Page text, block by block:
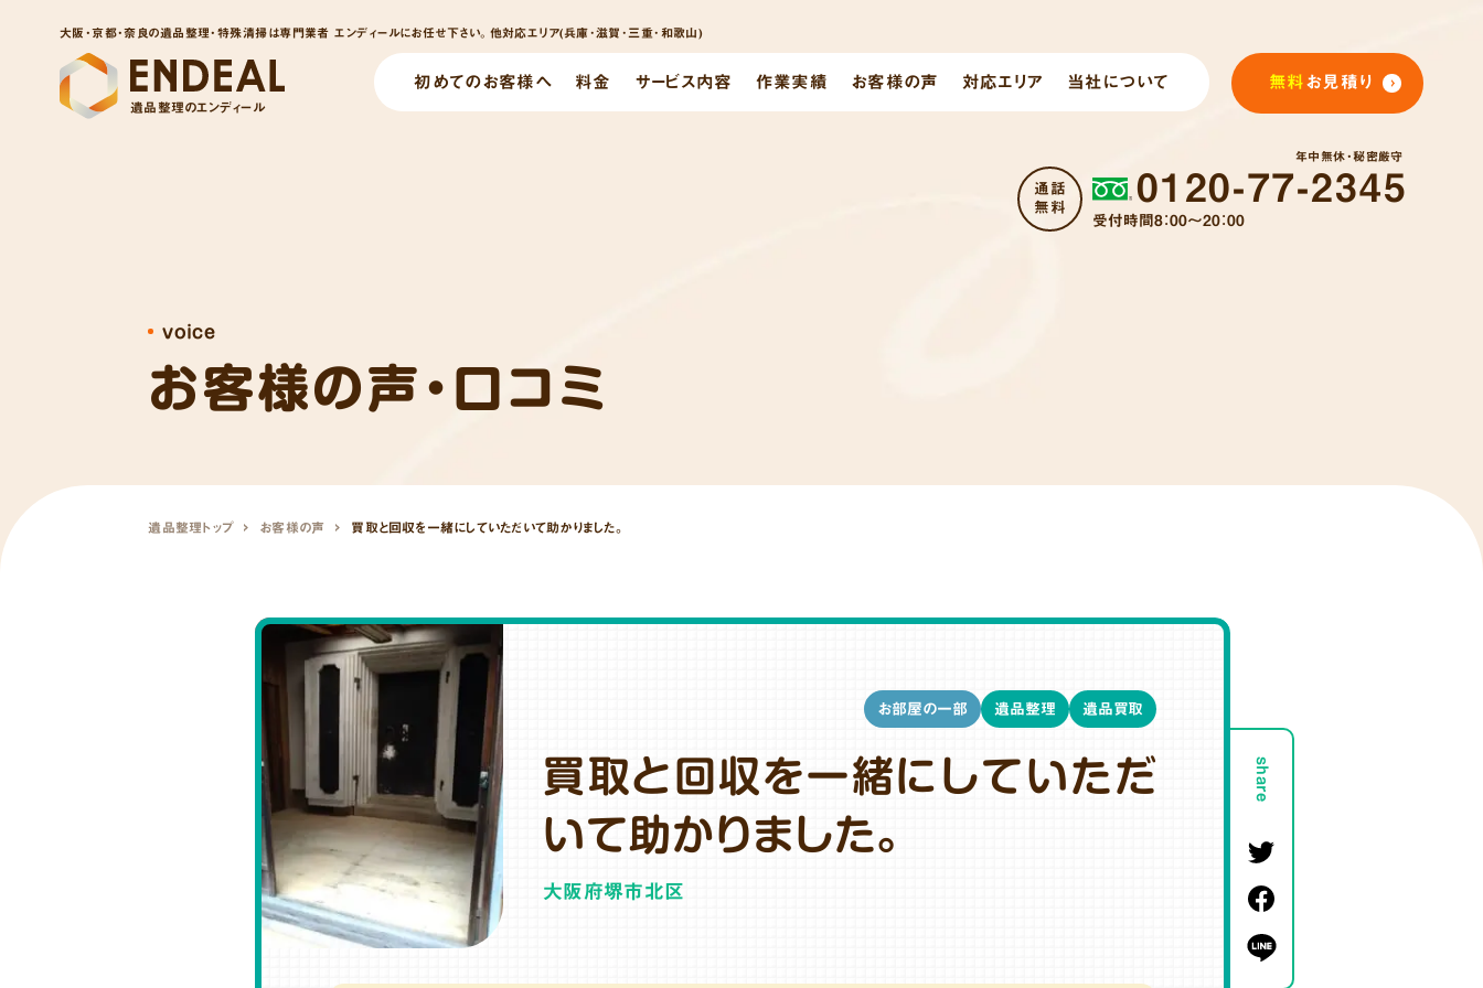
大阪・京都・奈良の遺品整理・特殊清掃は専門業者 エンディールにお任せ下さい。他対応エリア(兵庫･滋賀･三重･和歌山)
遺品整理のエンディール
初めてのお客様へ 料金 サービス内容 作業実績 お客様の声 対応エリア 当社について 無料お見積り
0120-77-2345
受付時間8：00～20：00
通話
無料
年中無休・秘密厳守
お客様の声・口コミ
voice
遺品整理トップ お客様の声 買取と回収を一緒にしていただいて助かりました。
買取と回収を一緒にしていただ
いて助かりました。
大阪府堺市北区
お部屋の一部 遺品整理 遺品買取
share